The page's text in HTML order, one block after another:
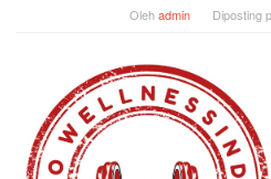
Olehadmin Diposting